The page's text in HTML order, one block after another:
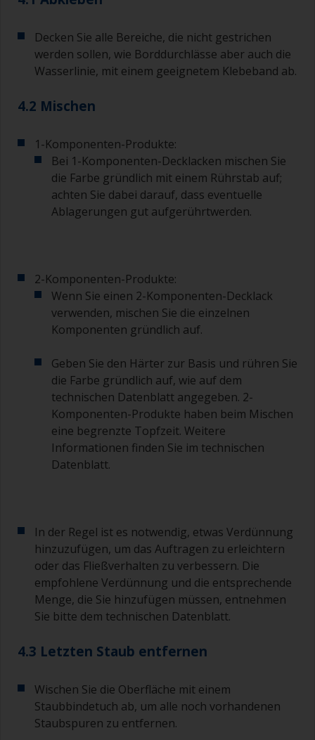
die es in verschiedenen Typen gibt. Einige
sehr gut für kleine und schwer zugängliche
Bereiche geeignet sind.
Arbeiten mit einem Pinsel:
Pinsel sollte in der Regel eine breite von 75 - 150
Für das Streichen von schwer zugänglichen
Bereichen wird ein kleinerer Pinsel verwendet.
Waschen Sie Ihre Pinsel mit dem dazugehörigen
Verdünner aus und trocknen Sie sie vor dem
Gebrauch gründlich, um Verunreinigungen zu
benötigt werden, ist weniger entscheidend als
die Qualität der Pinsel, die für das Auftragen von
Vor- oder Deckanstrichen verwendet werden.
Um Pinselspuren zu reduzieren, halten Sie den
Oberfläche.
Zum Reinigen der Pinsel geben Sie etwas
Verdünner in einen geeigneten Behälter, so dass
Sie ihn reinigen können, wenn die Farbe im
Pinsel anfängt anzuhärten.
Weitere nützliche Tipps:
oder Sie tragen zu viel auf.
Vermeiden Sie es, Farbe direkt aus der Dose zu
verwenden, da dies zu Verunreinigungen und
vorzeitiger Alterung der Farbe durch
Lösungsmittelverdampfung führen kann. Geben
Sie stattdessen die Menge, die Sie
werden, in einen separaten Behälter.
Blechdosen sind zum Mischen von Farbe
nützlich. Auch Messlöffel in verschiedenen
Größen, die Sie in jedem Supermarkt kaufen
können, sind ideal zum Abmessen kleiner
Decken Sie alle Bereiche, die nicht gestrichen
werden sollen, wie Borddurchlässe aber auch die
Wasserlinie, mit einem geeignetem Klebeband ab.
4.2 Mischen
1-Komponenten-Produkte:
Bei 1-Komponenten-Decklacken mischen Sie
die Farbe gründlich mit einem Rührstab auf;
achten Sie dabei darauf, dass eventuelle
Ablagerungen gut aufgerührtwerden.
2-Komponenten-Produkte:
Wenn Sie einen 2-Komponenten-Decklack
verwenden, mischen Sie die einzelnen
Komponenten gründlich auf.
Geben Sie den Härter zur Basis und rühren Sie
die Farbe gründlich auf, wie auf dem
technischen Datenblatt angegeben. 2-
Komponenten-Produkte haben beim Mischen
eine begrenzte Topfzeit. Weitere
Informationen finden Sie im technischen
Datenblatt.
In der Regel ist es notwendig, etwas Verdünnung
hinzuzufügen, um das Auftragen zu erleichtern
oder das Fließverhalten zu verbessern. Die
empfohlene Verdünnung und die entsprechende
Menge, die Sie hinzufügen müssen, entnehmen
Sie bitte dem technischen Datenblatt.
4.3 Letzten Staub entfernen
Wischen Sie die Oberfläche mit einem
Staubbindetuch ab, um alle noch vorhandenen
Staubspuren zu entfernen.